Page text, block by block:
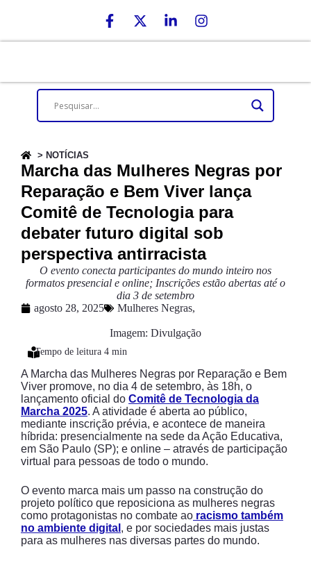
> NOTÍCIAS
Marcha das Mulheres Negras por
Reparação e Bem Viver lança
Comitê de Tecnologia para
debater futuro digital sob
perspectiva antirracista
O evento conecta participantes do mundo inteiro nos
formatos presencial e online; Inscrições estão abertas até o
dia 3 de setembro
agosto 28, 2025
Mulheres Negras,
Imagem: Divulgação
A Marcha das Mulheres Negras por Reparação e Bem
Viver promove, no dia 4 de setembro, às 18h, o
lançamento oficial do Comitê de Tecnologia da
Marcha 2025. A atividade é aberta ao público,
mediante inscrição prévia, e acontece de maneira
híbrida: presencialmente na sede da Ação Educativa,
em São Paulo (SP); e online – através de participação
virtual para pessoas de todo o mundo.
O evento marca mais um passo na construção do
projeto político que reposiciona as mulheres negras
como protagonistas no combate ao racismo também
no ambiente digital , e por sociedades mais justas
para as mulheres nas diversas partes do mundo.